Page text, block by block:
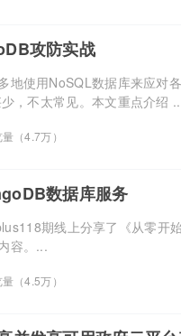
攻防实战
地使用NoSQL数据库来应对
，不太常见。本文重点介绍
（4.7万）
数据库服务
期线上分享了《从零开
容。...
（4.5万）